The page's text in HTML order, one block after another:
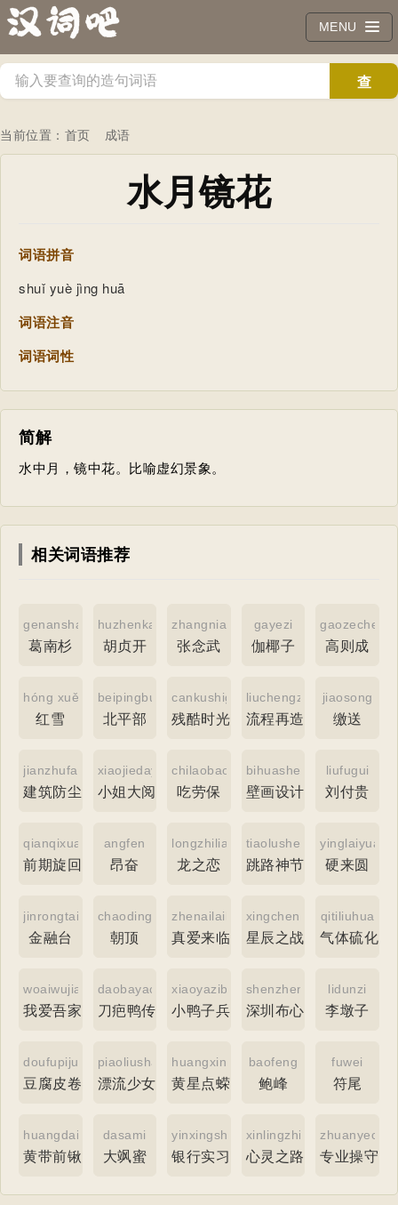
MENU
查
当前位置： 首页 成语
水月镜花
词语拼音
shuǐ yuè jìng huā
词语注音
词语词性
简解
水中月，镜中花。比喻虚幻景象。
相关词语推荐
genanshan
葛南杉
huzhenkai
胡贞开
zhangnianwu
张念武
gayezi
伽椰子
gaozecheng
高则成
hóng xuě
红雪
beipingbu
北平部
cankushiguang
残酷时光
liuchengzaizao
流程再造
jiaosong
缴送
jianzhufangchen
建筑防尘
xiaojiedayuebing
小姐大阅兵
chilaobao
吃劳保
bihuasheji
壁画设计
liufugui
刘付贵
qianqixuanhui
前期旋回
angfen
昂奋
longzhilian
龙之恋
tiaolushenjie
跳路神节
yinglaiyuan
硬来圆
jinrongtai
金融台
chaoding
朝顶
zhenailailin
真爱来临 星辰之战圣传
qitiliuhua
气体硫化
woaiwujia
我爱吾家
daobayachuanshuo
刀疤鸭传说
xiaoyazibingtuan
小鸭子兵团
shenzhenbuxinzhongxue
深圳布心中学
lidunzi
李墩子
doufupijuan
豆腐皮卷
piaoliushaonv
漂流少女
huangxingdianrongyuan
黄星点蝾螈
baofeng
鲍峰
fuwei
符尾
huangdaiqianqiaojia
黄带前锹甲
dasami
大飒蜜
yinxingshixizhaopin
银行实习招聘
xinlingzhilu
心灵之路 专业操守规